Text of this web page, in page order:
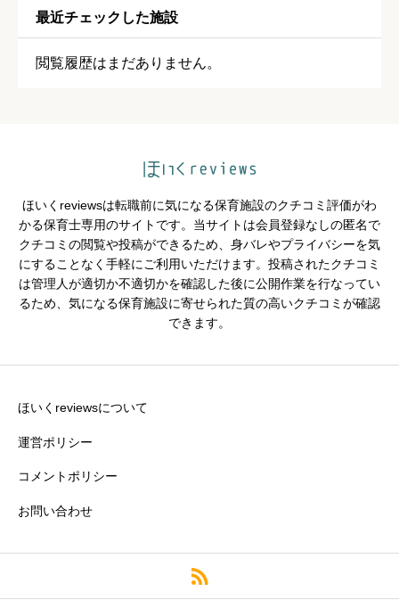
星の数をお選びください 
シフトの融通 必須
星の数をお選びください 
残業・持ち帰り仕事の少なさ
クチコミのタイトル
※園の評価がわかりやすいタイトルがおすすめです。
最近チェックした施設
閲覧履歴はまだありません。
ほいくreviewsは転職前に気になる保育施設のクチコミ評価がわ
かる保育士専用のサイトです。当サイトは会員登録なしの匿名で
クチコミの閲覧や投稿ができるため、身バレやプライバシーを気
にすることなく手軽にご利用いただけます。投稿されたクチコミ
は管理人が適切か不適切かを確認した後に公開作業を行なってい
るため、気になる保育施設に寄せられた質の高いクチコミが確認
できます。
ほいくreviewsについて
運営ポリシー
コメントポリシー
お問い合わせ